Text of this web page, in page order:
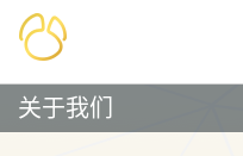
关于我们